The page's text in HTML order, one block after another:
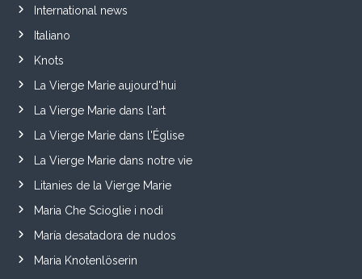
International news
Italiano
Knots
La Vierge Marie aujourd'hui
La Vierge Marie dans l'art
La Vierge Marie dans l'Église
La Vierge Marie dans notre vie
Litanies de la Vierge Marie
Maria Che Scioglie i nodi
María desatadora de nudos
Maria Knotenlöserin